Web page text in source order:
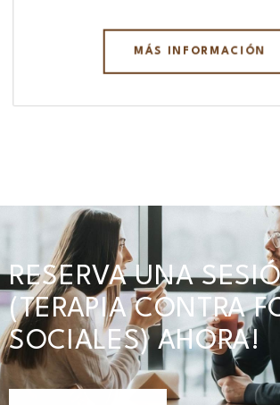
MÁS INFORMACIÓN
RESERVA UNA
(TERAPIA CONTRA
SOCIALES) AHORA!